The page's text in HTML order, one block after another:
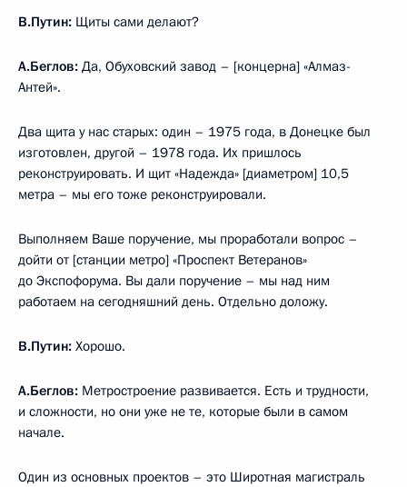
В.Путин: Щиты сами делают?
А.Беглов: Да, Обуховский завод – [концерна] «Алмаз-
Антей».
Два щита у нас старых: один – 1975 года, в Донецке был
изготовлен, другой – 1978 года. Их пришлось
реконструировать. И щит «Надежда» [диаметром] 10,5
метра – мы его тоже реконструировали.
Выполняем Ваше поручение, мы проработали вопрос –
дойти от [станции метро] «Проспект Ветеранов»
до Экспофорума. Вы дали поручение – мы над ним
работаем на сегодняшний день. Отдельно доложу.
В.Путин: Хорошо.
А.Беглов: Метростроение развивается. Есть и трудности,
и сложности, но они уже не те, которые были в самом
начале.
Один из основных проектов – это Широтная магистраль